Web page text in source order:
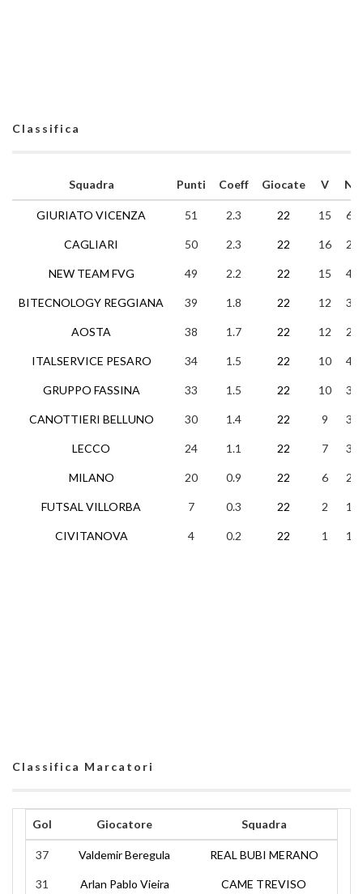
Classifica
Squadra
GIURIATO VICENZA
CAGLIARI
NEW TEAM FVG
BITECNOLOGY REGGIANA
AOSTA
ITALSERVICE PESARO
GRUPPO FASSINA
CANOTTIERI BELLUNO
LECCO
MILANO
FUTSAL VILLORBA
CIVITANOVA
Punti Coeff Giocate V N
51 2.3 22 15 6
50 2.3 22 16 2
49 2.2 22 15 4
39 1.8 22 12 3
38 1.7 22 12 2
34 1.5 22 10 4
33 1.5 22 10 3
30 1.4 22 9 3
24 1.1 22 7 3
20 0.9 22 6 2
7 0.3 22 2 1
4 0.2 22 1 1
Classifica Marcatori
Gol Giocatore Squadra
37 Valdemir Beregula REAL BUBI MERANO
31 Arlan Pablo Vieira CAME TREVISO